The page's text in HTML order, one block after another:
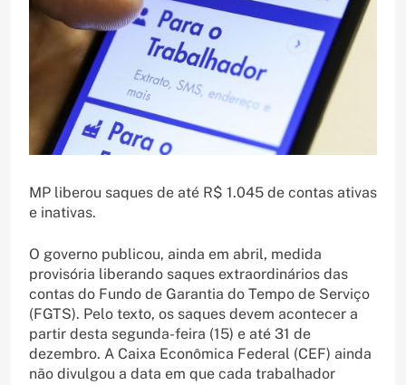
MP liberou saques de até R$ 1.045 de contas ativas
e inativas.
O governo publicou, ainda em abril, medida
provisória liberando saques extraordinários das
contas do Fundo de Garantia do Tempo de Serviço
(FGTS). Pelo texto, os saques devem acontecer a
partir desta segunda-feira (15) e até 31 de
dezembro. A Caixa Econômica Federal (CEF) ainda
não divulgou a data em que cada trabalhador